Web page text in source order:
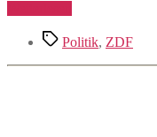
nicht
Schlagwörter
Politik, ZDF